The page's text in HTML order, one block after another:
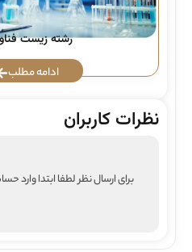
رشته زیست
ادامه مطلب
نظرات کاربران
برای ارسال نظر لطفا ابتدا وارد